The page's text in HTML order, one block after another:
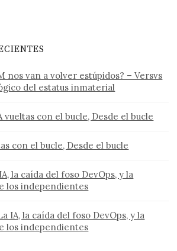
nos van a volver estúpidos? – Versvs
del estatus inmaterial
vueltas con el bucle, Desde el bucle
con el bucle, Desde el bucle
la caída del foso DevOps, y la
los independientes
IA, la caída del foso DevOps, y la
los independientes